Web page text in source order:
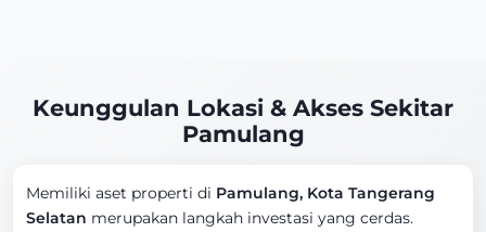
Keunggulan Lokasi & Akses Sekitar
Pamulang
Memiliki aset properti di Pamulang, Kota Tangerang
Selatan merupakan langkah investasi yang cerdas.